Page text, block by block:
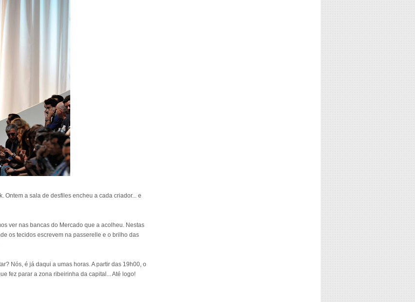
Ontem a sala de desfiles encheu a cada criador... e
ver nas bancas do Mercado que a acolheu. Nestas
os tecidos escrevem na passerelle e o brilho das
Nós, é já daqui a umas horas. A partir das 19h00, o
fez parar a zona ribeirinha da capital... Até logo!